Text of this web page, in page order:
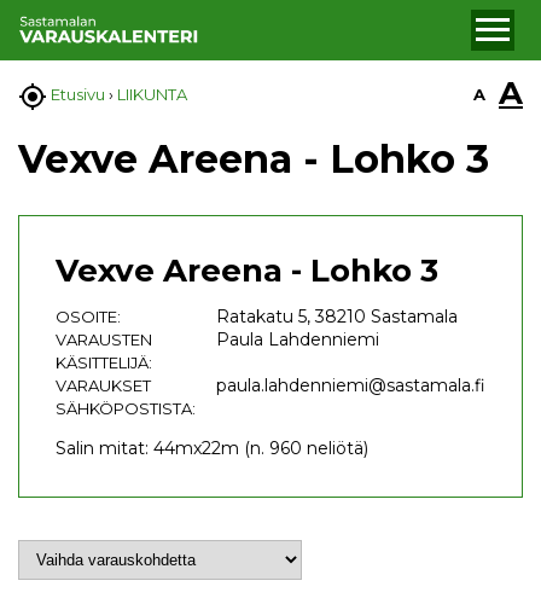
 Etusivu › LIIKUNTA A A
Vexve Areena - Lohko 3
Vexve Areena - Lohko 3
OSOITE: Ratakatu 5, 38210 Sastamala
VARAUSTEN
KÄSITTELIJÄ:
Paula Lahdenniemi
VARAUKSET
SÄHKÖPOSTISTA:
paula.lahdenniemi@sastamala.fi
Salin mitat: 44mx22m (n. 960 neliötä)